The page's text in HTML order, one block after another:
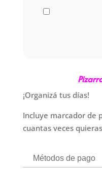
¡Organizá tus días!
Incluye marcador de
cuantas veces
Métodos de pago